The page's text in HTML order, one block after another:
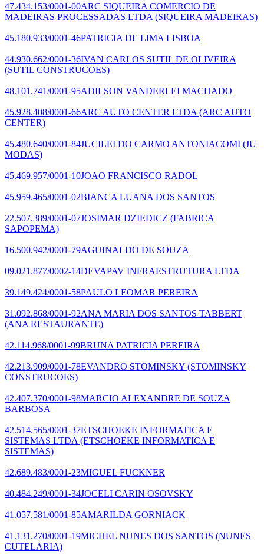
47.434.153/0001-00ARC SIQUEIRA COMERCIO DE
MADEIRAS PROCESSADAS LTDA (SIQUEIRA MADEIRAS)
45.180.933/0001-46PATRICIA DE LIMA LISBOA
44.930.662/0001-36IVAN CARLOS SUTIL DE OLIVEIRA
(SUTIL CONSTRUCOES)
48.101.741/0001-95ADILSON VANDERLEI MACHADO
45.928.408/0001-66ARC AUTO CENTER LTDA (ARC AUTO
CENTER)
45.480.640/0001-84JUCILEI DO CARMO ANTONIACOMI (JU
MODAS)
45.469.957/0001-10JOAO FRANCISCO RADOL
45.959.465/0001-02BIANCA LUANA DOS SANTOS
22.507.389/0001-07JOSIMAR DZIEDICZ (FABRICA
SAPOPEMA)
16.500.942/0001-79AGUINALDO DE SOUZA
09.021.877/0002-14DEVAPAV INFRAESTRUTURA LTDA
39.149.424/0001-58PAULO LEOMAR PEREIRA
31.092.868/0001-92ANA MARIA DOS SANTOS TABBERT
(ANA RESTAURANTE)
42.114.968/0001-99BRUNA PATRICIA PEREIRA
42.213.909/0001-78EVANDRO STOMINSKY (STOMINSKY
CONSTRUCOES)
42.407.370/0001-98MARCIO ALEXANDRE DE SOUZA
BARBOSA
42.514.565/0001-37ETSCHOEKE INFORMATICA E
SISTEMAS LTDA (ETSCHOEKE INFORMATICA E
SISTEMAS)
42.689.483/0001-23MIGUEL FUCKNER
40.484.249/0001-34JOCELI CARIN OSOVSKY
41.057.581/0001-85AMARILDA GORNIACK
41.131.270/0001-19MICHEL NUNES DOS SANTOS (NUNES
CUTELARIA)